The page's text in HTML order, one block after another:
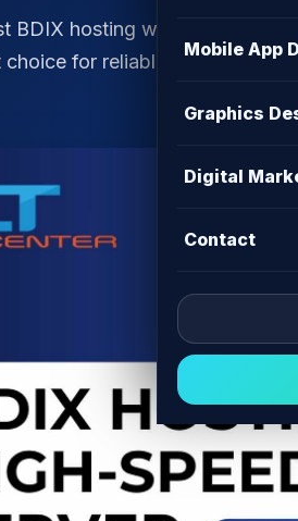
Mobile App
Graphics
Digital
Contact
BDIX hosting with high-speed
choice for reliable, secure,